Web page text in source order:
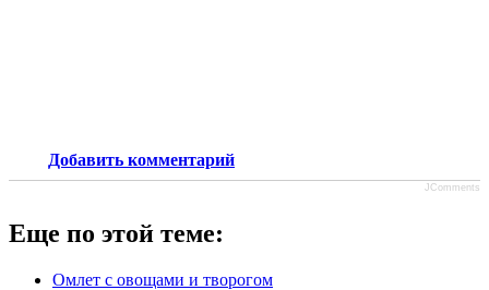
Добавить комментарий
JComments
Еще по этой теме:
Омлет с овощами и творогом